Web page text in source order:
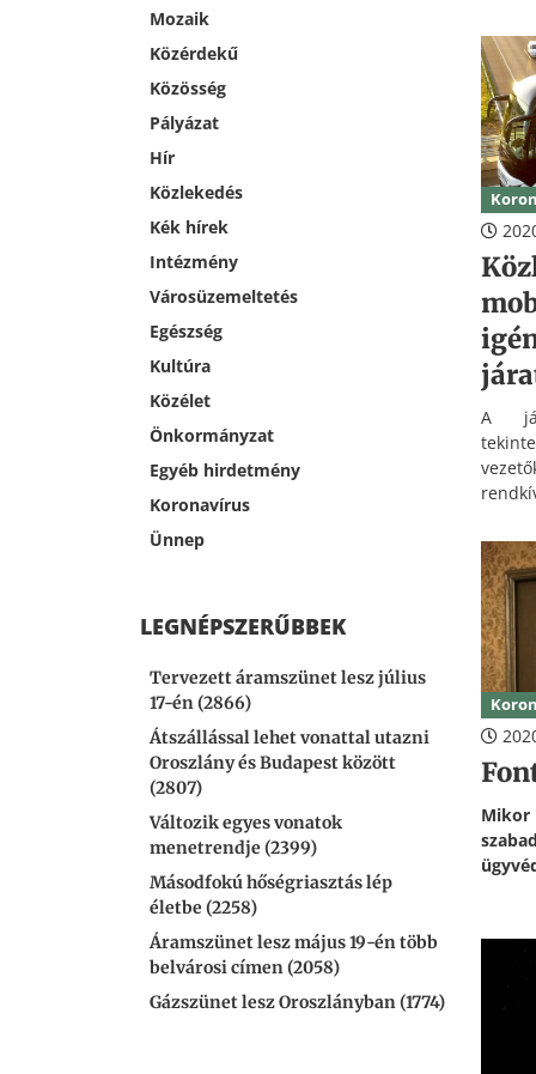
Mozaik
Közérdekű
Közösség
Pályázat
Hír
Közlekedés
Kék hírek
Intézmény
Városüzemeltetés
Egészség
Kultúra
Közélet
Önkormányzat
Egyéb hirdetmény
Koronavírus
Ünnep
LEGNÉPSZERŰBBEK
Tervezett áramszünet lesz július
17-én (2866)
Átszállással lehet vonattal utazni
Oroszlány és Budapest között
(2807)
Változik egyes vonatok
menetrendje (2399)
Másodfokú hőségriasztás lép
életbe (2258)
Áramszünet lesz május 19-én több
belvárosi címen (2058)
Gázszünet lesz Oroszlányban (1774)
A
válik
az